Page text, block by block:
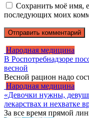
Сохранить моё имя,
последующих моих
Народная медицина
В Роспотребнадзоре
весной
Весной рацион надо
Народная медицина
«Девочки нужны,
лекарствах и нехватке
За все время прямой